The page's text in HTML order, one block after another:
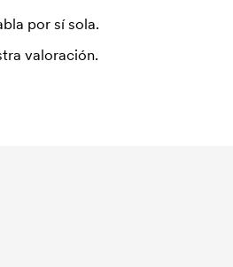
por sí sola.
valoración.